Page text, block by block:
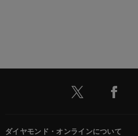
ダイヤモンド・オンラインについて